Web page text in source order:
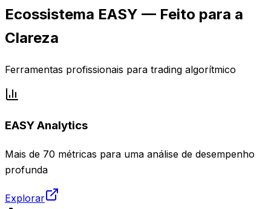
Ecossistema EASY — Feito para a
Clareza
Ferramentas profissionais para trading algorítmico
EASY Analytics
Mais de 70 métricas para uma análise de desempenho
profunda
Explorar